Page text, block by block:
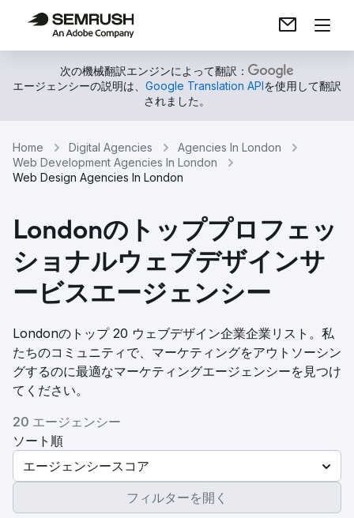
次の機械翻訳エンジンによって翻訳：
エージェンシーの説明は、 Google Translation APIを使用して翻訳
されました。
Home Digital Agencies
Agencies In London
Web Development Agencies In London
Web Design Agencies In London
Londonのトッププロフェッ
ショナルウェブデザインサ
ービスエージェンシー
Londonのトップ 20 ウェブデザイン企業企業リスト。私
たちのコミュニティで、マーケティングをアウトソーシン
グするのに最適なマーケティングエージェンシーを見つけ
てください。
20 エージェンシー
ソート順
エージェンシースコア
フィルターを開く